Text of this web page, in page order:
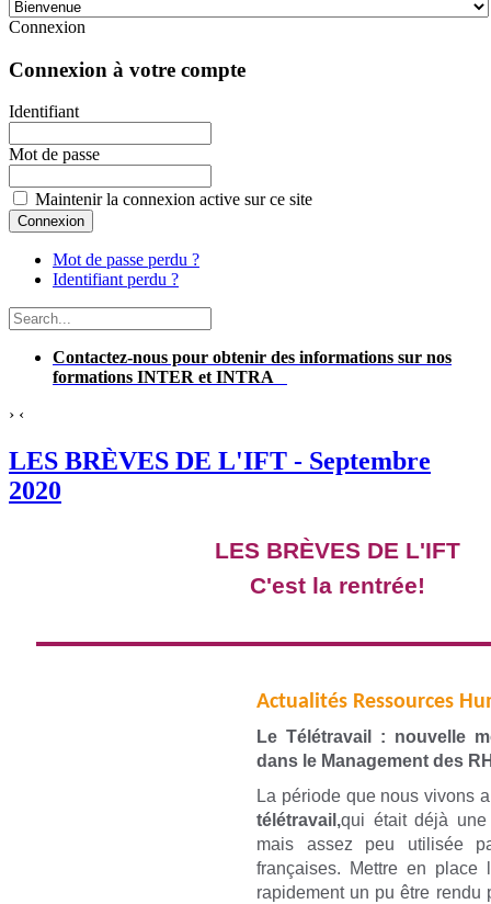
Connexion
Connexion à votre compte
Identifiant
Mot de passe
Maintenir la connexion active sur ce site
Mot de passe perdu ?
Identifiant perdu ?
Contactez-nous pour obtenir des informations sur nos
formations INTER et INTRA
› ‹
LES BRÈVES DE L'IFT - Septembre
2020
LES BRÈVES DE L'IFT
C'est la rentrée!
Actualités Ressources
Le Télétravail : nouvelle
dans le Management des
La période que nous vivons
télétravail,qui était déjà une
mais assez peu utilisée
françaises.
Mettre en place
rapidement un pu être rendu